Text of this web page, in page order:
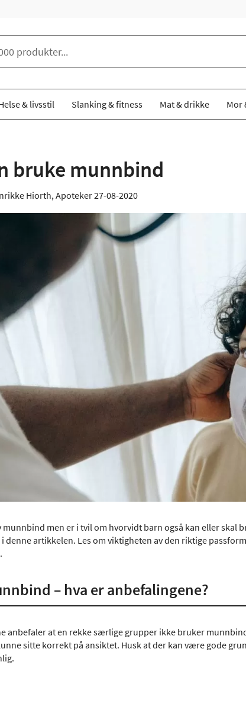
& livsstil Slanking & fitness Mat & drikke Mor
bruke munnbind
Hiorth, Apoteker27-08-2020
munnbind men er i tvil om hvorvidt barn også kan eller skal
denne artikkelen. Les om viktigheten av den riktige
– hva er anbefalingene?
anbefaler at en rekke særlige grupper ikke bruker
sitte korrekt på ansiktet. Husk at der kan være gode